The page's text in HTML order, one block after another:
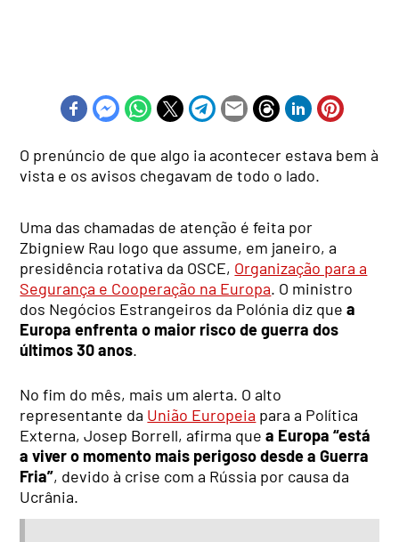
O prenúncio de que algo ia acontecer estava bem à
vista e os avisos chegavam de todo o lado.
Uma das chamadas de atenção é feita por
Zbigniew Rau logo que assume, em janeiro, a
presidência rotativa da OSCE, Organização para a
Segurança e Cooperação na Europa. O ministro
dos Negócios Estrangeiros da Polónia diz quea
Europa enfrenta o maior risco de guerra dos
últimos 30 anos.
No fim do mês, mais um alerta. O alto
representante da União Europeia para a Política
Externa, Josep Borrell, afirma quea Europa “está
a viver o momento mais perigoso desde a Guerra
Fria”, devido à crise com a Rússia por causa da
Ucrânia.